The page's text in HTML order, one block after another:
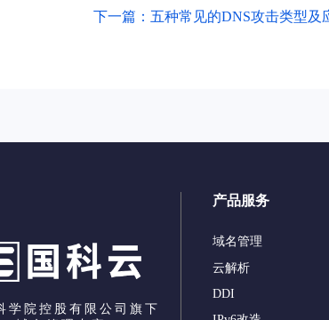
下一篇：五种常见的DNS攻击类型及
学院控股有限公司旗下
产品服务
域名管理
云解析
DDI